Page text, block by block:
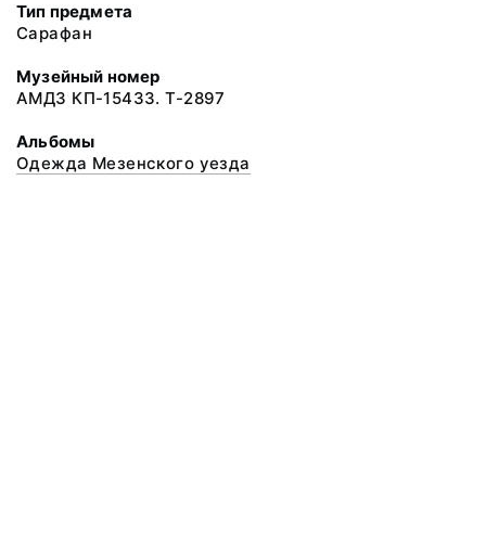
Тип предмета
Сарафан
Музейный номер
АМДЗ КП-15433. Т-2897
Альбомы
Одежда Мезенского уезда